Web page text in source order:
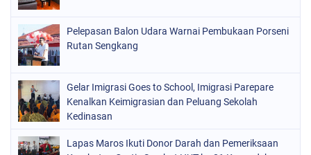
Pelepasan Balon Udara Warnai Pembukaan Porseni
Rutan Sengkang
Gelar Imigrasi Goes to School, Imigrasi Parepare
Kenalkan Keimigrasian dan Peluang Sekolah
Kedinasan
Lapas Maros Ikuti Donor Darah dan Pemeriksaan